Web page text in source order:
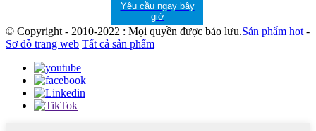
Yêu cầu ngay bây
giờ
© Copyright - 2010-2022 : Mọi quyền được bảo lưu.Sản phẩm hot -
Sơ đồ trang web Tất cả sản phẩm